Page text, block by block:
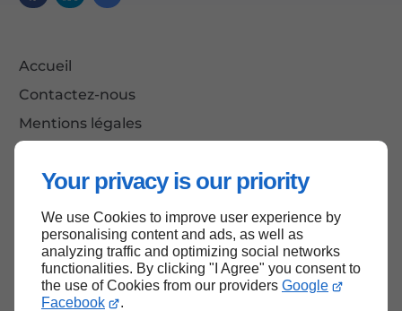
Your privacy is our priority
We use Cookies to improve user experience by
personalising content and ads, as well as
analyzing traffic and optimizing social networks
functionalities. By clicking "I Agree" you consent to
the use of Cookies from our providers Google
Facebook
.
Accueil
Contactez-nous
Mentions légales
Haut de page